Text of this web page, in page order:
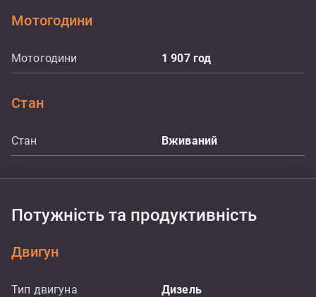
Мотогодини
Мотогодини 1 907 год
Стан
Стан Вживаний
Потужність та продуктивність
Двигун
Тип двигуна Дизель